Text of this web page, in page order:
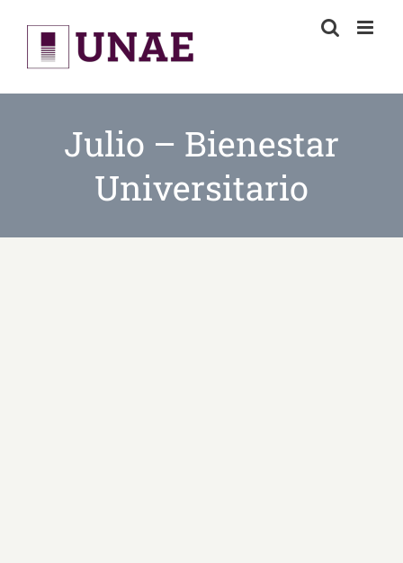
content
Julio – Bienestar
Universitario